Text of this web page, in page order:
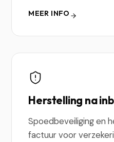
MEER INFO
Herstelling na
Spoedbeveiliging en
factuur voor